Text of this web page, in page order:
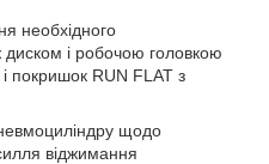
необхідного
диском і робочою головкою
покришок RUN FLAT з
щодо
віджимання